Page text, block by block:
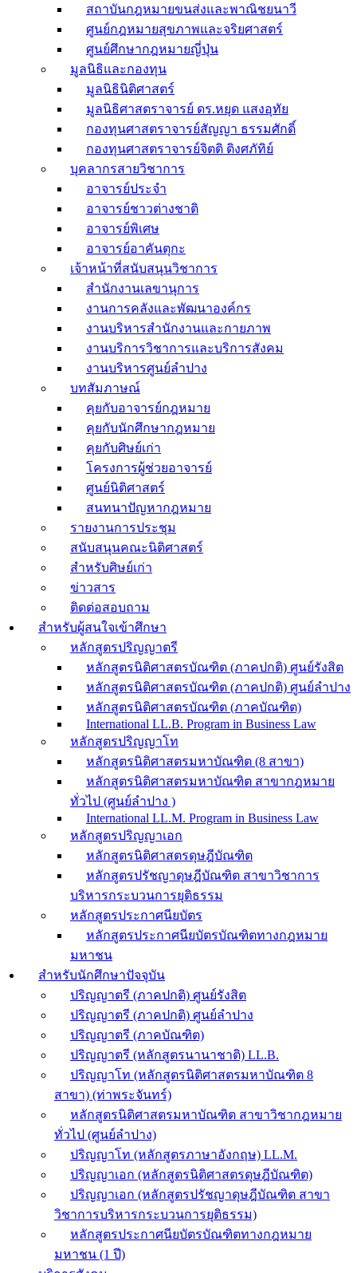
สถาบันกฎหมายขนส่งและพาณิชยนาวี
ศูนย์กฎหมายสุขภาพและจริยศาสตร์
ศูนย์ศึกษากฎหมายญี่ปุ่น
มูลนิธิและกองทุน
มูลนิธินิติศาสตร์
มูลนิธิศาสตราจารย์ ดร.หยุด แสงอุทัย
กองทุนศาสตราจารย์สัญญา ธรรมศักดิ์
กองทุนศาสตราจารย์จิตติ ติงศภัทิย์
บุคลากรสายวิชาการ
อาจารย์ประจำ
อาจารย์ชาวต่างชาติ
อาจารย์พิเศษ
อาจารย์อาคันตุกะ
เจ้าหน้าที่สนับสนุนวิชาการ
สำนักงานเลขานุการ
งานการคลังและพัฒนาองค์กร
งานบริหารสำนักงานและกายภาพ
งานบริการวิชาการและบริการสังคม
งานบริหารศูนย์ลำปาง
บทสัมภาษณ์
คุยกับอาจารย์กฎหมาย
คุยกับนักศึกษากฎหมาย
คุยกับศิษย์เก่า
โครงการผู้ช่วยอาจารย์
ศูนย์นิติศาสตร์
สนทนาปัญหากฎหมาย
รายงานการประชุม
สนับสนุนคณะนิติศาสตร์
สำหรับศิษย์เก่า
ข่าวสาร
ติดต่อสอบถาม
สำหรับผู้สนใจเข้าศึกษา
หลักสูตรปริญญาตรี
หลักสูตรนิติศาสตรบัณฑิต (ภาคปกติ) ศูนย์รังสิต
หลักสูตรนิติศาสตรบัณฑิต (ภาคปกติ) ศูนย์ลำปาง
หลักสูตรนิติศาสตรบัณฑิต (ภาคบัณฑิต)
International LL.B. Program in Business Law
หลักสูตรปริญญาโท
หลักสูตรนิติศาสตรมหาบัณฑิต (8 สาขา)
หลักสูตรนิติศาสตรมหาบัณฑิต สาขากฎหมาย
ทั่วไป (ศูนย์ลำปาง )
International LL.M. Program in Business Law
หลักสูตรปริญญาเอก
หลักสูตรนิติศาสตรดุษฎีบัณฑิต
หลักสูตรปรัชญาดุษฎีบัณฑิต สาขาวิชาการ
บริหารกระบวนการยุติธรรม
หลักสูตรประกาศนียบัตร
หลักสูตรประกาศนียบัตรบัณฑิตทางกฎหมาย
มหาชน
สำหรับนักศึกษาปัจจุบัน
ปริญญาตรี (ภาคปกติ) ศูนย์รังสิต
ปริญญาตรี (ภาคปกติ) ศูนย์ลำปาง
ปริญญาตรี (ภาคบัณฑิต)
ปริญญาตรี (หลักสูตรนานาชาติ) LL.B.
ปริญญาโท (หลักสูตรนิติศาสตรมหาบัณฑิต 8
สาขา) (ท่าพระจันทร์)
หลักสูตรนิติศาสตรมหาบัณฑิต สาขาวิชากฎหมาย
ทั่วไป (ศูนย์ลำปาง)
ปริญญาโท (หลักสูตรภาษาอังกฤษ) LL.M.
ปริญญาเอก (หลักสูตรนิติศาสตรดุษฎีบัณฑิต)
ปริญญาเอก (หลักสูตรปรัชญาดุษฎีบัณฑิต สาขา
วิชาการบริหารกระบวนการยุติธรรม)
หลักสูตรประกาศนียบัตรบัณฑิตทางกฎหมาย
มหาชน (1 ปี)